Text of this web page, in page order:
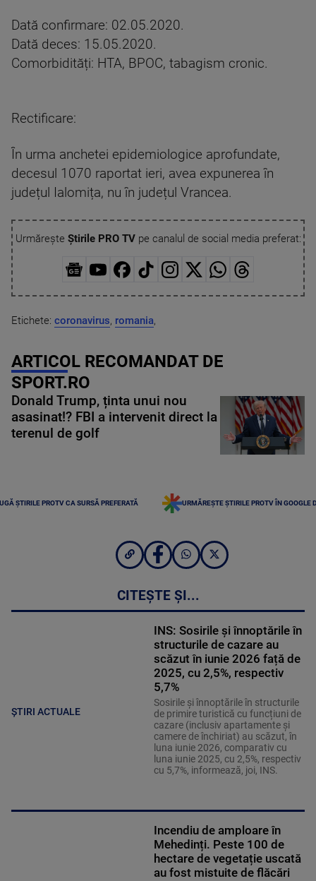
Dată confirmare: 02.05.2020.
Dată deces: 15.05.2020.
Comorbidități: HTA, BPOC, tabagism cronic.
Rectificare:
În urma anchetei epidemiologice aprofundate,
decesul 1070 raportat ieri, avea expunerea în
județul Ialomița, nu în județul Vrancea.
Urmărește Știrile PRO TVpe canalul de social media preferat:
Etichete: coronavirus, romania,
ARTICOL RECOMANDAT DE
SPORT.RO
Donald Trump, ținta unui nou
asasinat!? FBI a intervenit direct la
terenul de golf
ȘTIRILE PROTV CA SURSĂ PREFERATĂ URMĂREȘTE ȘTIRILE PROTV ÎN GOOGLE
CITEȘTE ȘI...
ȘTIRI ACTUALE
INS: Sosirile și înnoptările în
structurile de cazare au
scăzut în iunie 2026 față de
2025, cu 2,5%, respectiv
5,7%
Sosirile și înnoptările în structurile
de primire turistică cu funcțiuni de
cazare (inclusiv apartamente și
camere de închiriat) au scăzut, în
luna iunie 2026, comparativ cu
luna iunie 2025, cu 2,5%, respectiv
cu 5,7%, informează, joi, INS.
Incendiu de amploare în
Mehedinți. Peste 100 de
hectare de vegetație uscată
au fost mistuite de flăcări